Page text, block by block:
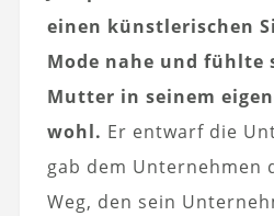
einen künstlerischen
Mode nahe und fühlte
Mutter in seinem
wohl. Er entwarf die
gab dem Unternehmen
Weg, den sein